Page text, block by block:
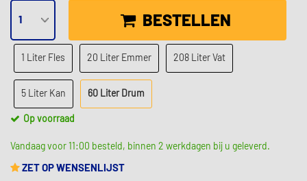
BESTELLEN
1 Liter Fles 20 Liter Emmer 208 Liter Vat
5 Liter Kan 60 Liter Drum
Op voorraad
Vandaag voor 11:00 besteld, binnen 2 werkdagen bij u geleverd.
ZET OP WENSENLIJST